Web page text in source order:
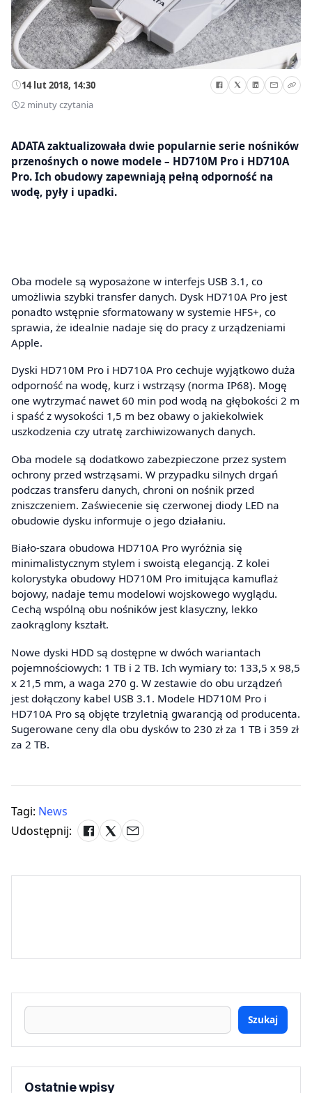
14 lut 2018, 14:30
2 minuty czytania
ADATA zaktualizowała dwie popularnie serie nośników
przenośnych o nowe modele – HD710M Pro i HD710A
Pro. Ich obudowy zapewniają pełną odporność na
wodę, pyły i upadki.
Oba modele są wyposażone w interfejs USB 3.1, co
umożliwia szybki transfer danych. Dysk HD710A Pro jest
ponadto wstępnie sformatowany w systemie HFS+, co
sprawia, że idealnie nadaje się do pracy z urządzeniami
Apple.
Dyski HD710M Pro i HD710A Pro cechuje wyjątkowo duża
odporność na wodę, kurz i wstrząsy (norma IP68). Mogę
one wytrzymać nawet 60 min pod wodą na głębokości 2 m
i spaść z wysokości 1,5 m bez obawy o jakiekolwiek
uszkodzenia czy utratę zarchiwizowanych danych.
Oba modele są dodatkowo zabezpieczone przez system
ochrony przed wstrząsami. W przypadku silnych drgań
podczas transferu danych, chroni on nośnik przed
zniszczeniem. Zaświecenie się czerwonej diody LED na
obudowie dysku informuje o jego działaniu.
Biało-szara obudowa HD710A Pro wyróżnia się
minimalistycznym stylem i swoistą elegancją. Z kolei
kolorystyka obudowy HD710M Pro imitująca kamuflaż
bojowy, nadaje temu modelowi wojskowego wyglądu.
Cechą wspólną obu nośników jest klasyczny, lekko
zaokrąglony kształt.
Nowe dyski HDD są dostępne w dwóch wariantach
pojemnościowych: 1 TB i 2 TB. Ich wymiary to: 133,5 x 98,5
x 21,5 mm, a waga 270 g. W zestawie do obu urządzeń
jest dołączony kabel USB 3.1. Modele HD710M Pro i
HD710A Pro są objęte trzyletnią gwarancją od producenta.
Sugerowane ceny dla obu dysków to 230 zł za 1 TB i 359 zł
za 2 TB.
Tagi: News
Udostępnij:
Szukaj
Ostatnie wpisy